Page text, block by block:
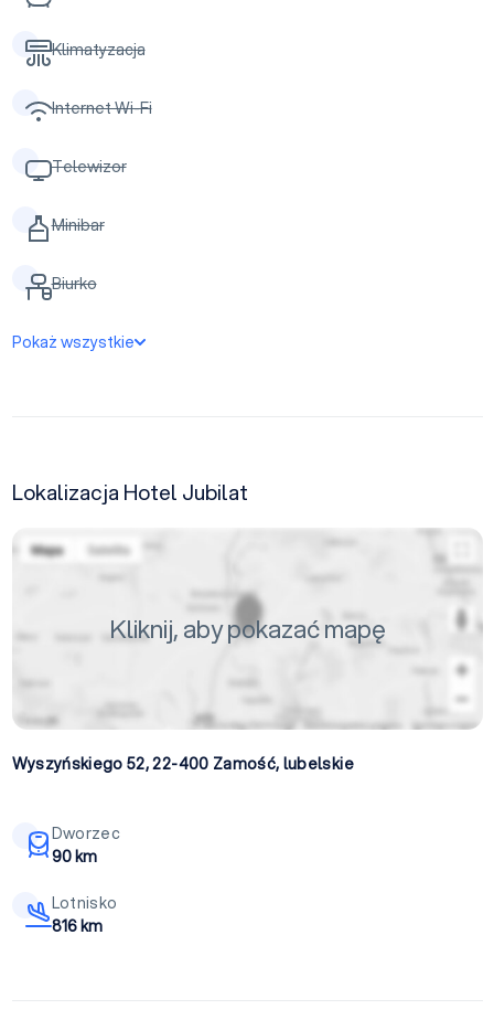
Klimatyzacja
Internet Wi-Fi
Telewizor
Minibar
Biurko
Pokaż wszystkie
Lokalizacja Hotel Jubilat
Kliknij, aby pokazać mapę
Wyszyńskiego 52, 22-400 Zamość, lubelskie
Dworzec
90 km
Lotnisko
816 km